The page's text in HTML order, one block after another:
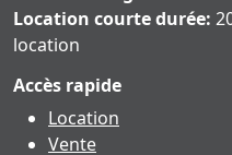
Location courte durée:
location
Accès rapide
Location
Vente